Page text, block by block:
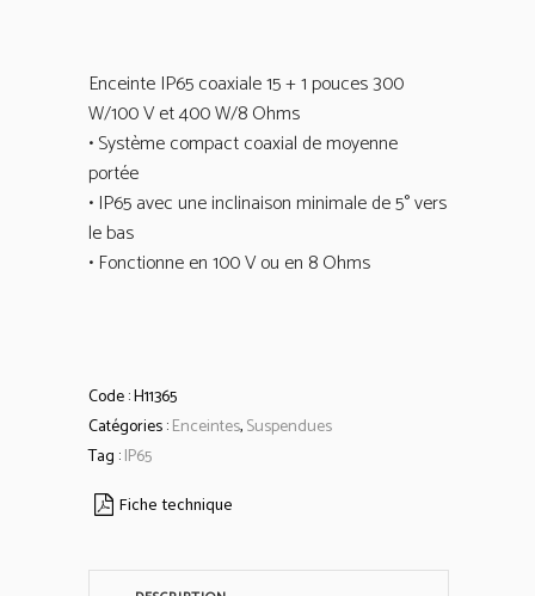
Enceinte IP65 coaxiale 15 + 1 pouces 300
W/100 V et 400 W/8 Ohms
• Système compact coaxial de moyenne
portée
• IP65 avec une inclinaison minimale de 5° vers
le bas
• Fonctionne en 100 V ou en 8 Ohms
Code :H11365
Catégories :Enceintes,Suspendues
Tag :IP65
Fiche technique